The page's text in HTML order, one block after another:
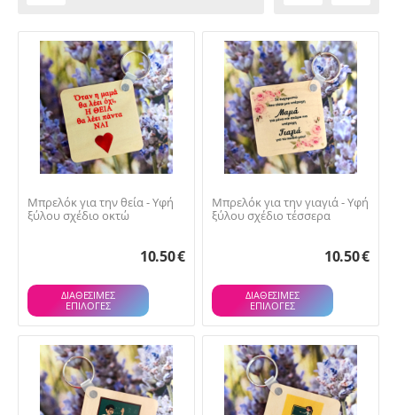
Μπρελόκ για την θεία - Υφή
ξύλου σχέδιο οκτώ
10.50€
ΔΙΑΘΕΣΙΜΕΣ
ΕΠΙΛΟΓΈΣ
Μπρελόκ για την γιαγιά - Υφή
ξύλου σχέδιο τέσσερα
10.50€
ΔΙΑΘΕΣΙΜΕΣ
ΕΠΙΛΟΓΈΣ